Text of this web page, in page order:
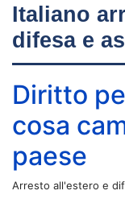
Italiano
difesa e
Diritto
cosa
paese
Arresto all'estero e